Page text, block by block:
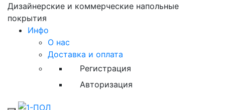
Дизайнерские и коммерческие напольные
покрытия
Инфо
О нас
Доставка и оплата
Регистрация
Авторизация